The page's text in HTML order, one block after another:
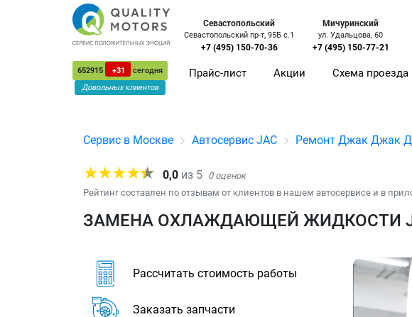
652915 +31
сегодня
Довольных клиентов
Севастопольский
Севастопольский пр-т, 95Б с.1
+7 (495) 150-70-36
Мичуринский
ул. Удальцова, 60
+7 (495) 150-77-21
Прайс-лист Акции Схема проезда
Сервис в Москве Автосервис JAC Ремонт Джак Джак
0,0 из 5 0оценок
Рейтинг составлен по отзывам от клиентов в нашем автосервисе и в
ЗАМЕНА ОХЛАЖДАЮЩЕЙ ЖИДКОСТИ
Рассчитать стоимость работы
Заказать запчасти